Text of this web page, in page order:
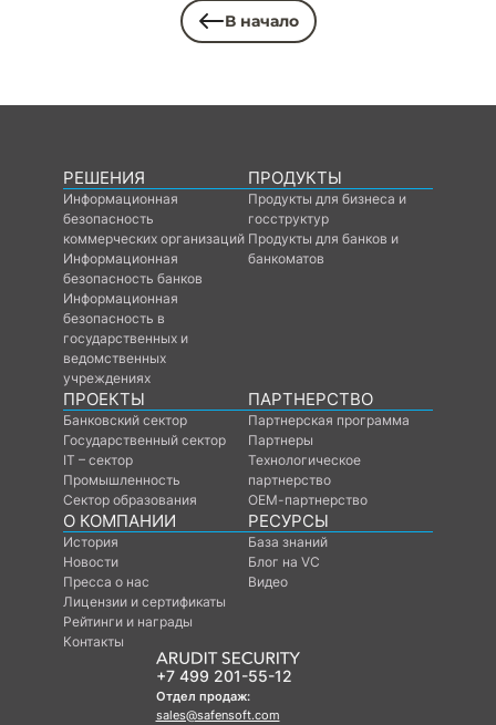
В начало
РЕШЕНИЯ
Информационная
безопасность
коммерческих организаций
Информационная
безопасность банков
Информационная
безопасность в
государственных и
ведомственных
учреждениях
ПРОДУКТЫ
Продукты для бизнеса и
госструктур
Продукты для банков и
банкоматов
ПРОЕКТЫ
Банковский сектор
Государственный сектор
IT – сектор
Промышленность
Сектор образования
ПАРТНЕРСТВО
Партнерская программа
Партнеры
Технологическое
партнерство
ОЕМ-партнерство
О КОМПАНИИ
История
Новости
Пресса о нас
Лицензии и сертификаты
Рейтинги и награды
Контакты
РЕСУРСЫ
База знаний
Блог на VC
Видео
+7 499 201-55-12
Отдел продаж:
sales@safensoft.com